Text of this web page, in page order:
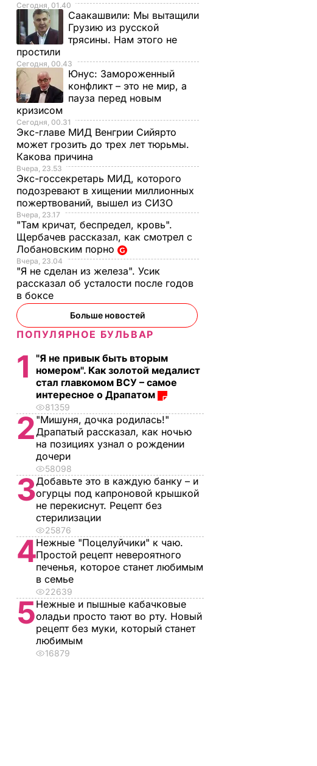
Сегодня, 01.40
Саакашвили: Мы вытащили
Грузию из русской
трясины. Нам этого не
простили
Сегодня, 00.43
Юнус: Замороженный
конфликт – это не мир, а
пауза перед новым
кризисом
Сегодня, 00.31
Экс-главе МИД Венгрии Сийярто
может грозить до трех лет тюрьмы.
Какова причина
Вчера, 23.53
Экс-госсекретарь МИД, которого
подозревают в хищении миллионных
пожертвований, вышел из СИЗО
Вчера, 23.17
"Там кричат, беспредел, кровь".
Щербачев рассказал, как смотрел с
Лобановским порно
Вчера, 23.04
"Я не сделан из железа". Усик
рассказал об усталости после годов
в боксе
Больше новостей
ПОПУЛЯРНОЕ БУЛЬВАР
1
"Я не привык быть вторым
номером". Как золотой медалист
стал главкомом ВСУ – самое
интересное о Драпатом
81359
2 "Мишуня, дочка родилась!"
Драпатый рассказал, как ночью
на позициях узнал о рождении
дочери
58098
3Добавьте это в каждую банку – и
огурцы под капроновой крышкой
не перекиснут. Рецепт без
стерилизации
25876
4Нежные "Поцелуйчики" к чаю.
Простой рецепт невероятного
печенья, которое станет любимым
в семье
22639
5Нежные и пышные кабачковые
оладьи просто тают во рту. Новый
рецепт без муки, который станет
любимым
16879